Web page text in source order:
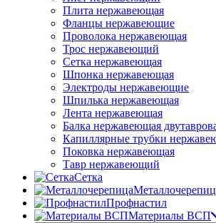
Плита нержавеющая
Фланцы нержавеющие
Проволока нержавеющая
Трос нержавеющий
Сетка нержавеющая
Шпонка нержавеющая
Электроды нержавеющие
Шпилька нержавеющая
Лента нержавеющая
Балка нержавеющая
Капиллярные трубки
Поковка нержавеющая
Тавр нержавеющий
Сетка
Профнастил
Материалы ВСП